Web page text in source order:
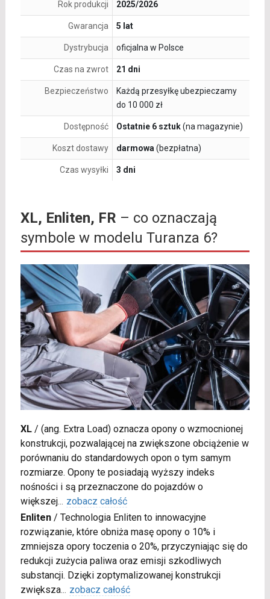
Rok produkcji 2025/2026
Gwarancja 5 lat
Dystrybucja oficjalna w Polsce
Czas na zwrot 21 dni
Bezpieczeństwo
Każdą przesyłkę ubezpieczamy
do 10 000 zł
Dostępność Ostatnie 6 sztuk(na magazynie)
Koszt dostawy darmowa (bezpłatna)
Czas wysyłki 3 dni
XL, Enliten, FR – co oznaczają
symbole w modelu Turanza 6?
XL/ (ang. Extra Load) oznacza opony o wzmocnionej
konstrukcji, pozwalającej na zwiększone obciążenie w
porównaniu do standardowych opon o tym samym
rozmiarze. Opony te posiadają wyższy indeks
nośności i są przeznaczone do pojazdów o
większej... zobacz całość
Enliten/ Technologia Enliten to innowacyjne
rozwiązanie, które obniża masę opony o 10% i
zmniejsza opory toczenia o 20%, przyczyniając się do
redukcji zużycia paliwa oraz emisji szkodliwych
substancji. Dzięki zoptymalizowanej konstrukcji
zwiększa... zobacz całość